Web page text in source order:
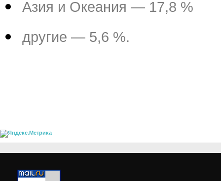
Азия и Океания — 17,8 %
другие — 5,6 %.